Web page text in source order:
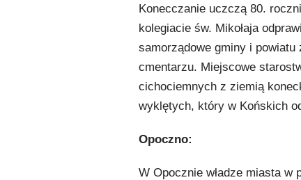
Konecczanie uczczą 80.
kolegiacie św. Mikołaja
samorządowe gminy i
cmentarzu. Miejscowe
cichociemnych z ziemią
wyklętych, który w Końskich
Opoczno:
W Opocznie władze miasta w